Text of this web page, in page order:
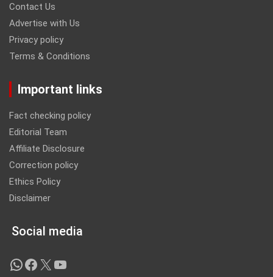
Contact Us
Advertise with Us
Privacy policy
Terms & Conditions
Important links
Fact checking policy
Editorial Team
Affiliate Disclosure
Correction policy
Ethics Policy
Disclaimer
Social media
WhatsApp
Facebook
X YouTube